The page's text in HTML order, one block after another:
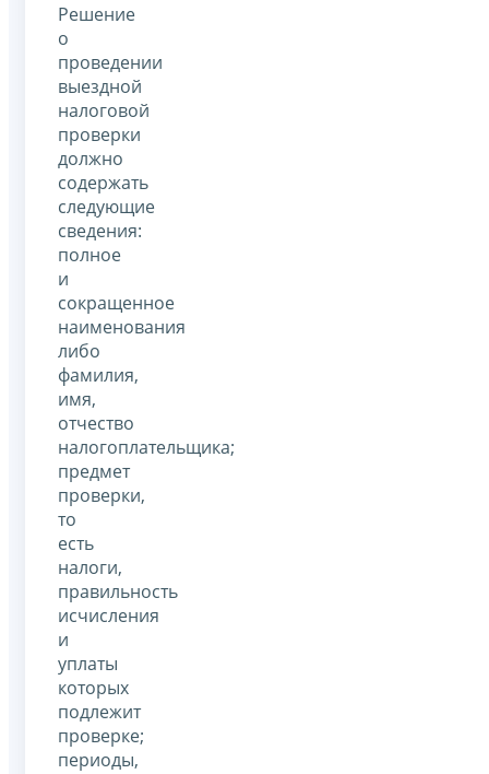
Решение
о
проведении
выездной
налоговой
проверки
должно
содержать
следующие
сведения:
полное
и
сокращенное
наименования
либо
фамилия,
имя,
отчество
налогоплательщика;
предмет
проверки,
то
есть
налоги,
правильность
исчисления
и
уплаты
которых
подлежит
проверке;
периоды,